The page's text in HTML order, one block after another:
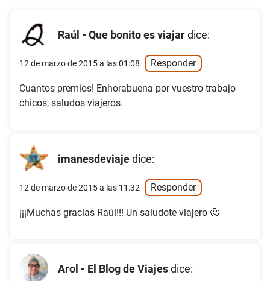
Raúl - Que bonito es viajardice:
12 de marzo de 2015 a las 01:08 Responder
Cuantos premios! Enhorabuena por vuestro trabajo
chicos, saludos viajeros.
imanesdeviajedice:
12 de marzo de 2015 a las 11:32 Responder
¡¡¡Muchas gracias Raúl!!! Un saludote viajero 🙂
Arol - El Blog de Viajesdice: